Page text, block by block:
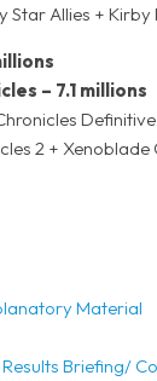
Star Allies + Kirby
– 7.1 millions
2 + Xenoblade
Material
Briefing/